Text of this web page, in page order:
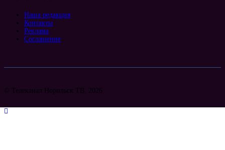
Наша редакция
Контакты
Реклама
Соглашение
© Телеканал Норильск ТВ, 2026